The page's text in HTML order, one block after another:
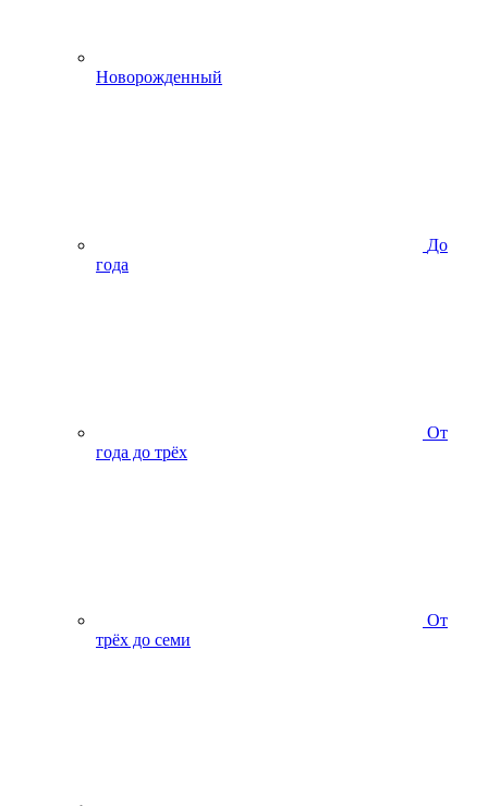
Новорожденный
До
года
От
года до трёх
От
трёх до семи